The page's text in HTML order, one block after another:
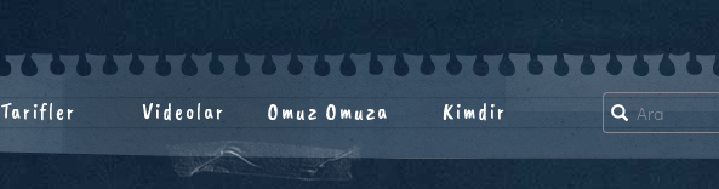
Tarifler Videolar Omuz Omuza Kimdir